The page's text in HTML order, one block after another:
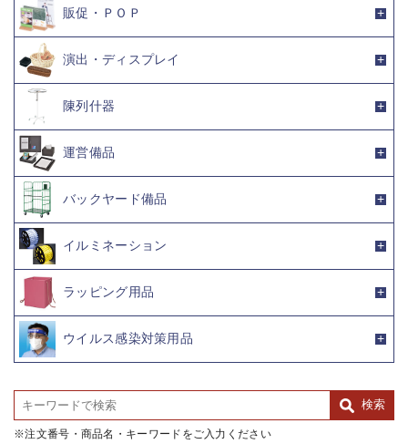
販促・ＰＯＰ
演出・ディスプレイ
陳列什器
運営備品
バックヤード備品
イルミネーション
ラッピング用品
ウイルス感染対策用品
注文番号・商品名・キーワードをご入力ください